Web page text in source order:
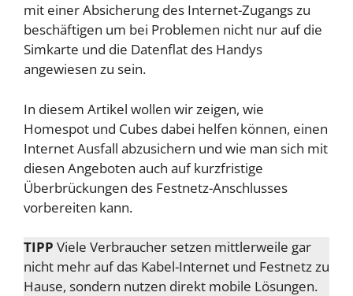
mit einer Absicherung des Internet-Zugangs zu
beschäftigen um bei Problemen nicht nur auf die
Simkarte und die Datenflat des Handys
angewiesen zu sein.
In diesem Artikel wollen wir zeigen, wie
Homespot und Cubes dabei helfen können, einen
Internet Ausfall abzusichern und wie man sich mit
diesen Angeboten auch auf kurzfristige
Überbrückungen des Festnetz-Anschlusses
vorbereiten kann.
TIPP Viele Verbraucher setzen mittlerweile gar
nicht mehr auf das Kabel-Internet und Festnetz zu
Hause, sondern nutzen direkt mobile Lösungen.